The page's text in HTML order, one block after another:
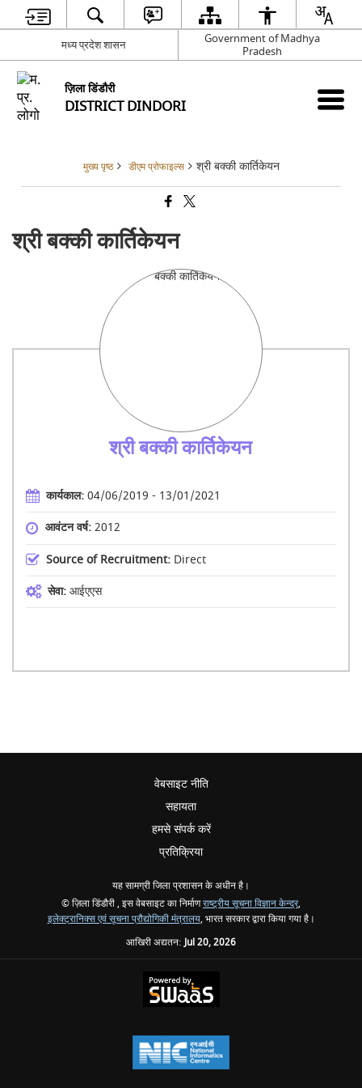
मध्य प्रदेश शासन
Government of Madhya
Pradesh
ज़िला डिंडौरी
DISTRICT DINDORI
मुख्य पृष्ठ डीएम प्रोफाइल्स श्री बक्की कार्तिकेयन
श्री बक्की कार्तिकेयन
श्री बक्की कार्तिकेयन
कार्यकाल:04/06/2019 - 13/01/2021
आवंटन वर्ष:2012
Source of Recruitment: Direct
सेवा:आईएएस
वेबसाइट नीति
सहायता
हमसे संपर्क करें
प्रतिक्रिया
यह सामग्री जिला प्रशासन के अधीन है।
© ज़िला डिंडौरी , इस वेबसाइट का निर्माणराष्ट्रीय सूचना विज्ञान केन्द्र,
इलेक्ट्रानिक्स एवं सूचना प्रौद्योगिकी मंत्रालय, भारत सरकार द्वारा किया गया है।
आखिरी अद्यतन:Jul 20, 2026